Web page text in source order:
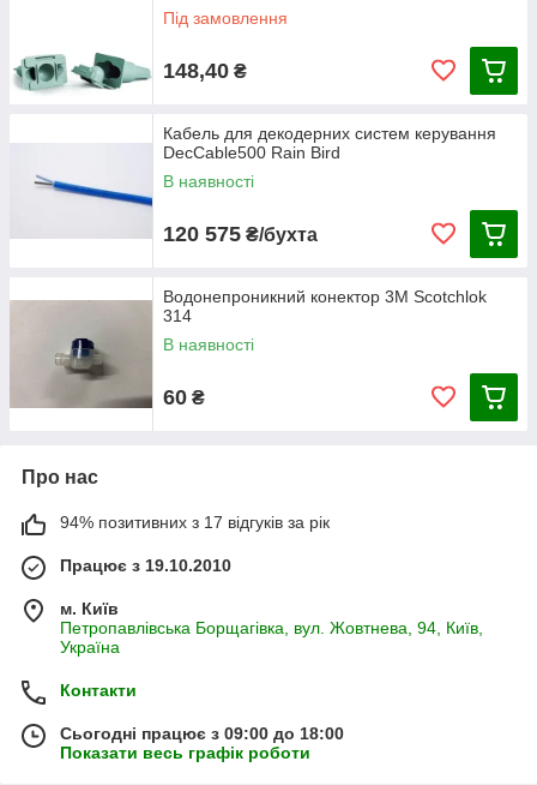
Під замовлення
148,40 ₴
Кабель для декодерних систем керування
DecCable500 Rain Bird
В наявності
120 575 ₴/бухта
Водонепроникний конектор 3M Scotchlok
314
В наявності
60 ₴
Про нас
94% позитивних з 17 відгуків за рік
Працює з 19.10.2010
м. Київ
Петропавлівська Борщагівка, вул. Жовтнева, 94, Київ,
Україна
Контакти
Сьогодні працює з 09:00 до 18:00
Показати весь графік роботи